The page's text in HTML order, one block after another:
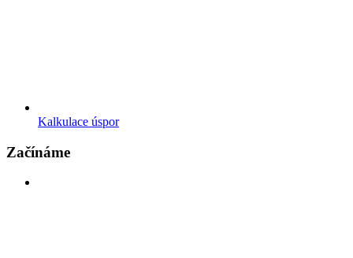
Kalkulace úspor
Začínáme